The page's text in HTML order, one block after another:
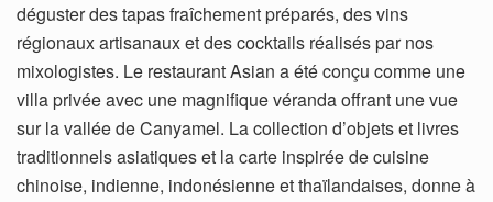
déguster des tapas fraîchement préparés, des vins
régionaux artisanaux et des cocktails réalisés par nos
mixologistes. Le restaurant Asian a été conçu comme une
villa privée avec une magnifique véranda offrant une vue
sur la vallée de Canyamel. La collection d’objets et livres
traditionnels asiatiques et la carte inspirée de cuisine
chinoise, indienne, indonésienne et thaïlandaises, donne à